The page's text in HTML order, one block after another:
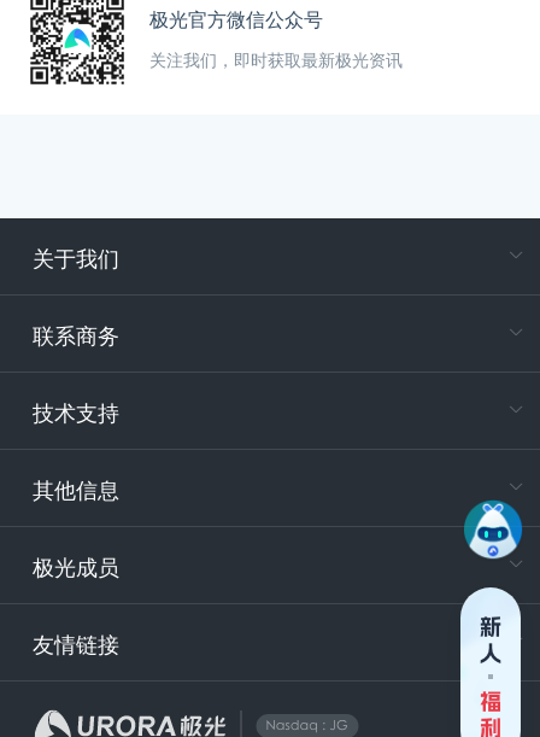
极光官方微信公众号
关注我们，即时获取最新极光资讯
关于我们
联系商务
技术支持
其他信息
极光成员
友情链接
电
400-
技
安
企